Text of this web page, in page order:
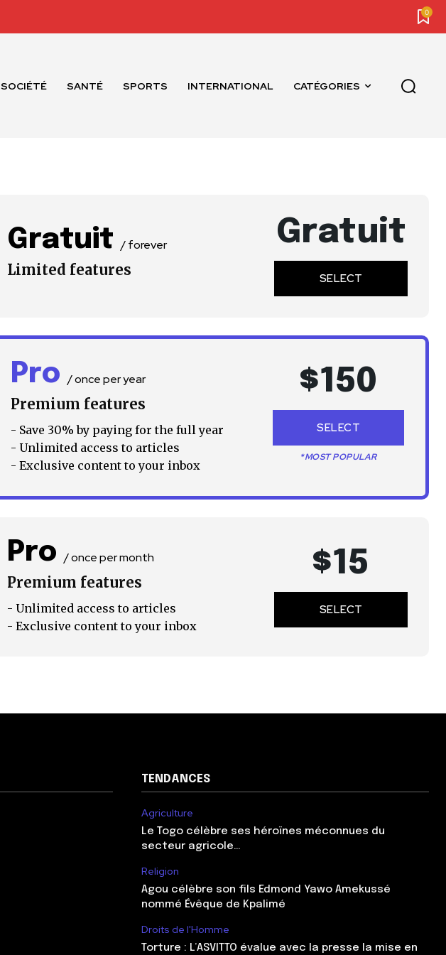
0
SOCIÉTÉ SANTÉ SPORTS INTERNATIONAL CATÉGORIES
Gratuit / forever
Limited features
Gratuit
SELECT
Pro / once per year
Premium features
- Save 30% by paying for the full year
- Unlimited access to articles
- Exclusive content to your inbox
$150
SELECT
*MOST POPULAR
Pro / once per month
Premium features
- Unlimited access to articles
- Exclusive content to your inbox
$15
SELECT
TENDANCES
Agriculture
Le Togo célèbre ses héroïnes méconnues du
secteur agricole…
Religion
Agou célèbre son fils Edmond Yawo Amekussé
nommé Évêque de Kpalimé
Droits de l'Homme
Torture : L’ASVITTO évalue avec la presse la mise en